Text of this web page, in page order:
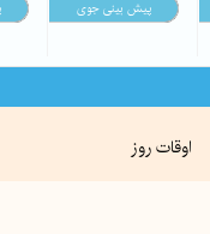
اوقات روز